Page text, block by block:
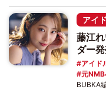
アイ
藤江
ダー
アイド
元
BUBKA